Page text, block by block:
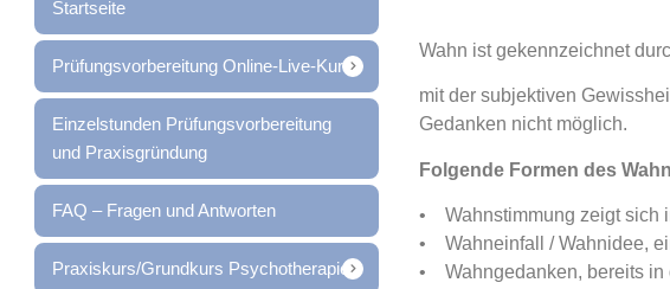
Startseite
Prüfungsvorbereitung Online-Live-Kurs
Einzelstunden Prüfungsvorbereitung
und Praxisgründung
FAQ – Fragen und Antworten
Praxiskurs/Grundkurs Psychotherapie
Wahn ist gekennzeichnet
mit der subjektiven
Gedanken nicht möglich.
Folgende Formen des
• Wahnstimmung zeigt sich
• Wahneinfall / Wahnidee,
• Wahngedanken, bereits in